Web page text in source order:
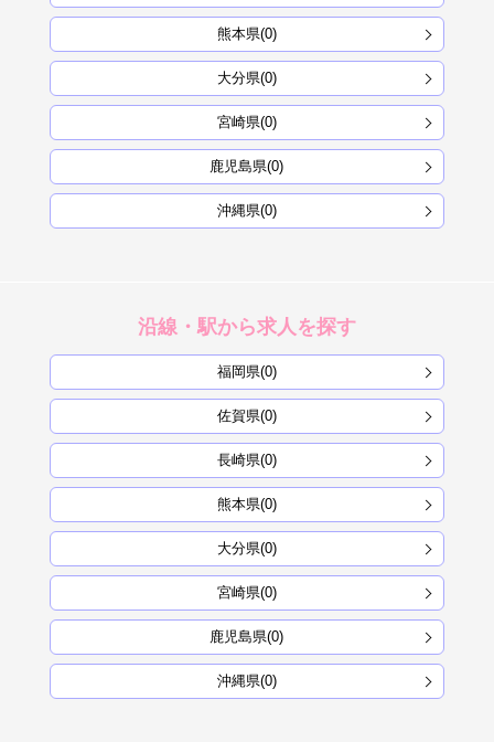
熊本県(0)
大分県(0)
宮崎県(0)
鹿児島県(0)
沖縄県(0)
沿線・駅から求人を探す
福岡県(0)
佐賀県(0)
長崎県(0)
熊本県(0)
大分県(0)
宮崎県(0)
鹿児島県(0)
沖縄県(0)